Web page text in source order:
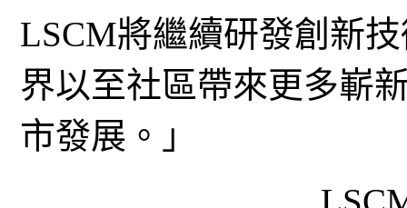
LSCM將繼續研發創新
界以至社區帶來更多嶄
市發展。」